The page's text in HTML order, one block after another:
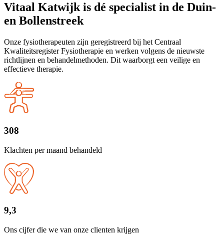
Vitaal Katwijk is dé specialist in de Duin-
en Bollenstreek
Onze fysiotherapeuten zijn geregistreerd bij het Centraal
Kwaliteitsregister Fysiotherapie en werken volgens de nieuwste
richtlijnen en behandelmethoden. Dit waarborgt een veilige en
effectieve therapie.
308
Klachten per maand behandeld
9,3
Ons cijfer die we van onze clienten krijgen